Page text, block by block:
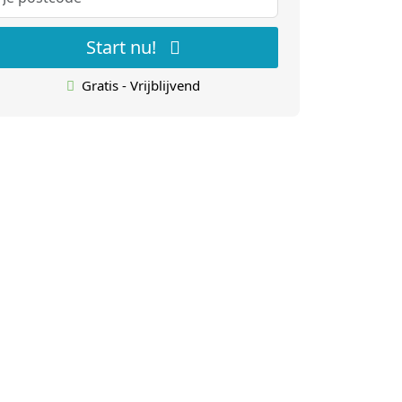
Start nu!
Gratis - Vrijblijvend